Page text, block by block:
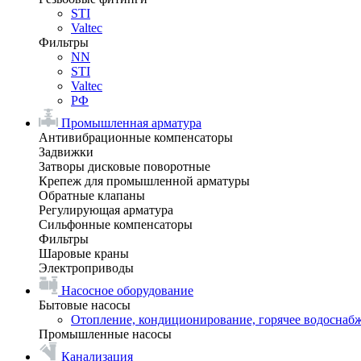
STI
Valtec
Фильтры
NN
STI
Valtec
РФ
Промышленная арматура
Антивибрационные компенсаторы
Задвижки
Затворы дисковые поворотные
Крепеж для промышленной арматуры
Обратные клапаны
Регулирующая арматура
Сильфонные компенсаторы
Фильтры
Шаровые краны
Электроприводы
Насосное оборудование
Бытовые насосы
Отопление, кондиционирование, горячее
Промышленные насосы
Канализация